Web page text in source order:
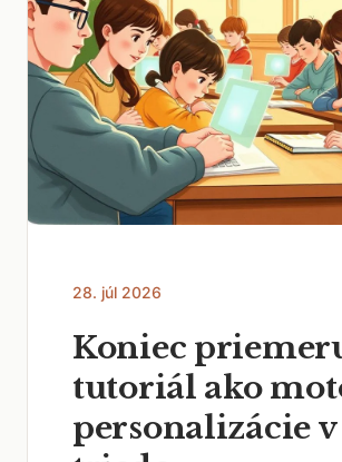
28. júl 2026
Koniec
tutoriál ako
personalizácie v